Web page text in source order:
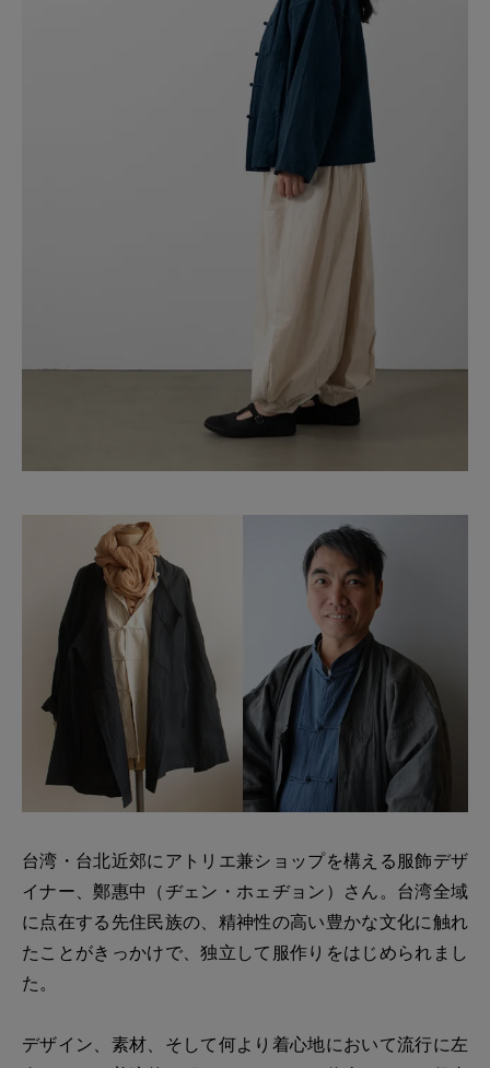
台湾・台北近郊にアトリエ兼ショップを構える服飾デザ
イナー、鄭惠中（ヂェン・ホェヂョン）さん。台湾全域
に点在する先住民族の、精神性の高い豊かな文化に触れ
たことがきっかけで、独立して服作りをはじめられまし
た。
デザイン、素材、そして何より着心地において流行に左